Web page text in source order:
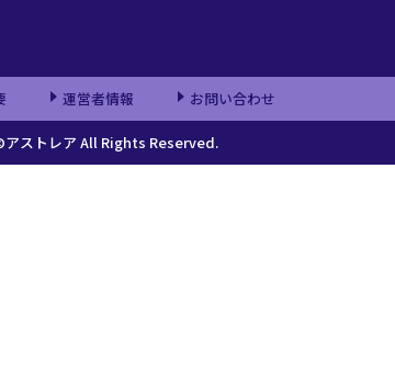
運営者情報 お問い合わせ
ストレア All Rights Reserved.